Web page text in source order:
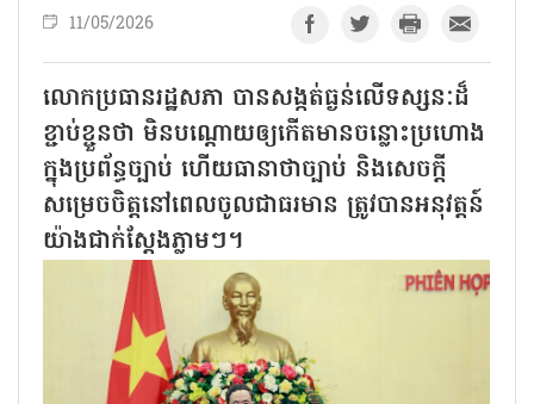
11/05/2026
លោកប្រធានរដ្ឋសភា បានសង្កត់ធ្ងន់លើទស្សនៈដ៏
ខ្ជាប់ខ្ជួនថា មិនបណ្ដោយឲ្យកើតមានចន្លោះប្រហោង
ក្នុងប្រព័ន្ធច្បាប់ ហើយធានាថាច្បាប់ និងសេចក្តី
សម្រេចចិត្តនៅពេលចូលជាធរមាន ត្រូវបានអនុវត្តន៍
យ៉ាងជាក់ស្ដែងភ្លាមៗ។